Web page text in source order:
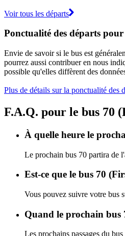
Voir tous les départs
Ponctualité des départs
Envie de savoir si le bus est
pourrez aussi contribuer en nous
possible qu'elles diffèrent des
Plus de détails sur la ponctualité des
F.A.Q. pour le bus
À quelle heure le
Le prochain bus 70 partira de
Est-ce que le bus 70
Vous pouvez suivre votre bus
Quand le prochain
Les prochains passages du